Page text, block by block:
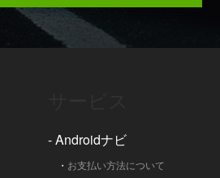
-Androidナビ
・ お支払い方法について